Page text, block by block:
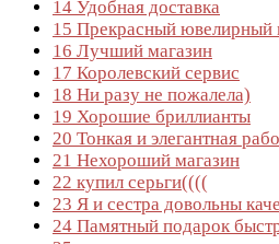
14 Удобная доставка
15 Прекрасный ювелирный
16 Лучший магазин
17 Королевский сервис
18 Ни разу не пожалела)
19 Хорошие бриллианты
20 Тонкая и элегантная
21 Нехороший магазин
22 купил серьги((((
23 Я и сестра довольны
24 Памятный подарок